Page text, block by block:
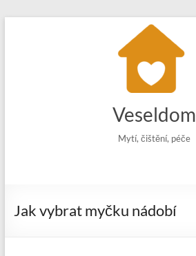
Veseldom
Mytí, čištění, péče
Jak vybrat myčku nádobí